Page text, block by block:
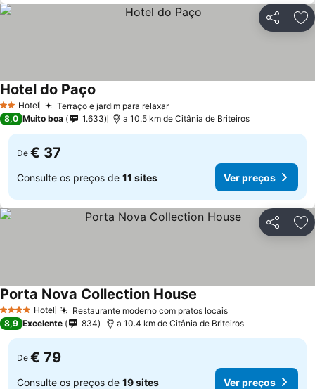
Partilhar
2 Estrelas
Hotel Terraço e jardim para relaxar
Hotel do Paço
8,0 Muito boa 1.633 a 10.5 km de Citânia de Briteiros
De € 37
Consulte os preços de 11 sites Ver preços
Partilhar
4 EstrelasHotel Restaurante moderno com pratos locais
Porta Nova Collection House
8,9 Excelente 834 a 10.4 km de Citânia de Briteiros
De € 79
Consulte os preços de 19 sites Ver preços